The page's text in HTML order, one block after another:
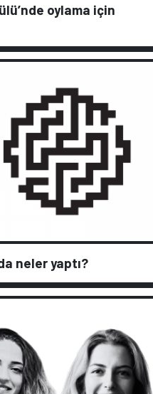
oylama için
neler yaptı?